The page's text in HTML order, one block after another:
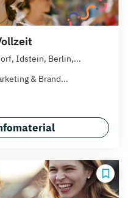
Idstein, Berlin,...
& Brand...